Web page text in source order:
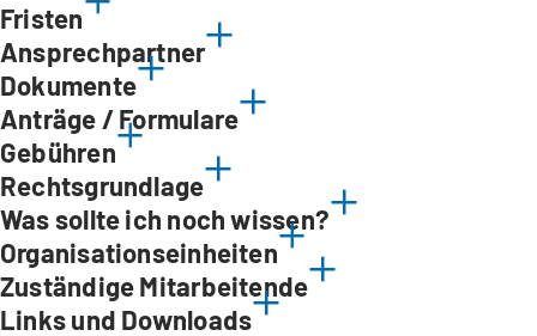
Fristen
Ansprechpartner
Dokumente
Anträge / Formulare
Gebühren
Rechtsgrundlage
Was sollte ich noch wissen?
Organisationseinheiten
Zuständige Mitarbeitende
Links und Downloads